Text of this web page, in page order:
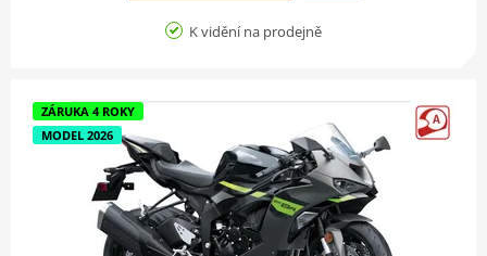
K vidění na prodejně
ZÁRUKA 4 ROKY
MODEL 2026